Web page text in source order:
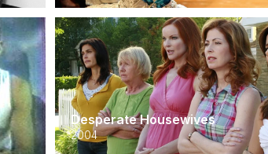
Desperate Housewives
2004